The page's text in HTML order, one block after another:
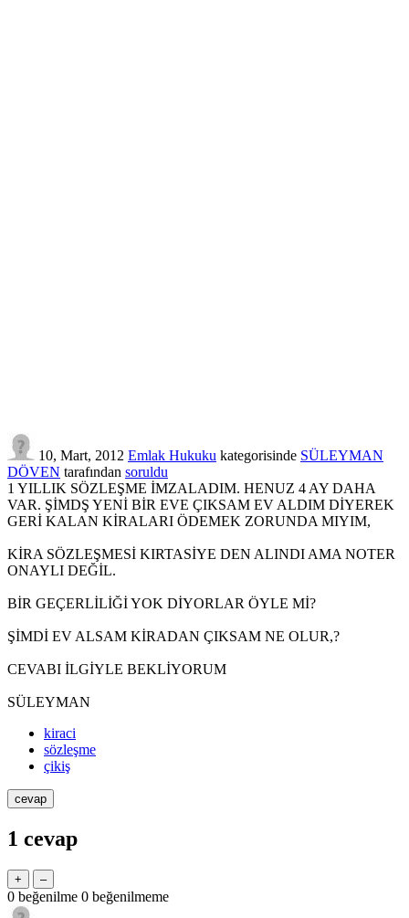
10, Mart, 2012 Emlak Hukuku kategorisinde SÜLEYMAN
DÖVEN tarafından soruldu
1 YILLIK SÖZLEŞME İMZALADIM. HENUZ 4 AY DAHA
VAR. ŞİMDŞ YENİ BİR EVE ÇIKSAM EV ALDIM DİYEREK
GERİ KALAN KİRALARI ÖDEMEK ZORUNDA MIYIM,
KİRA SÖZLEŞMESİ KIRTASİYE DEN ALINDI AMA NOTER
ONAYLI DEĞİL.
BİR GEÇERLİLİĞİ YOK DİYORLAR ÖYLE Mİ?
ŞİMDİ EV ALSAM KİRADAN ÇIKSAM NE OLUR,?
CEVABI İLGİYLE BEKLİYORUM
SÜLEYMAN
kiraci
sözleşme
çikiş
1 cevap
0 beğenilme 0 beğenilmeme